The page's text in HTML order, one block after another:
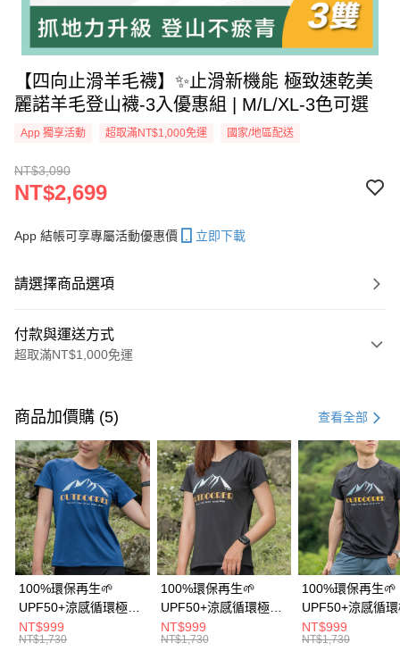
【四向止滑羊毛襪】✨止滑新機能 極致速乾美
麗諾羊毛登山襪-3入優惠組 | M/L/XL-3色可選
App 獨享活動 超取滿NT$1,000免運 國家/地區配送
NT$3,090
NT$2,699
App 結帳可享專屬活動優惠價 立即下載
請選擇商品選項
付款與運送方式
超取滿NT$1,000免運
信用卡一次付款
信用卡分期付款
3 期 0 利率 每期NT$899 21家銀行
合作金庫商業銀行
第一商業銀行
華南商業銀行
彰化商業銀行
上海商業儲蓄銀行
台北富邦商業銀行
國泰世華商業銀行
兆豐國際商業銀行
臺灣中小企業銀行
台中商業銀行
匯豐（台灣）商業銀行
華泰商業銀行
聯邦商業銀行
遠東國際商業銀行
元大商業銀行
6 期 0 利率 每期NT$449 21家銀行
合作金庫商業銀行
第一商業銀行
華南商業銀行
彰化商業銀行
上海商業儲蓄銀行
台北富邦商業銀行
國泰世華商業銀行
兆豐國際商業銀行
臺灣中小企業銀行
台中商業銀行
匯豐（台灣）商業銀行
聯邦商業銀行
12 期 0 利率 每期NT$224 21家銀行
合作金庫商業銀行
第一商業銀行
華南商業銀行
彰化商業銀行
上海商業儲蓄銀行
台北富邦商業銀行
國泰世華商業銀行
兆豐國際商業銀行
臺灣中小企業銀行
24 期 0 利率 每期NT$112 20家銀行
合作金庫商業銀行
第一商業銀行
華南商業銀行
彰化商業銀行
上海商業儲蓄銀行
兆豐國際商業銀行
超商取貨付款
LINE Pay
商品加價購 (5) 查看全部
100%環保再生🌱
UPF50+涼感循環極風
衣【山岳線條款】
NT$999
NT$1,730
100%環保再生🌱
UPF50+涼感循環極風
衣【山岳線條款】
NT$999
NT$1,730
100%環保再生🌱
UPF50+涼感循
衣【山岳線條款
NT$999
NT$1,730